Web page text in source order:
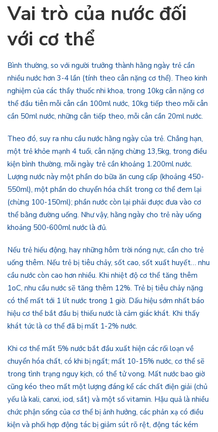
Vai trò của nước đối
với cơ thể
Bình thường, so với người trưởng thành hằng ngày trẻ cần
nhiều nước hơn 3-4 lần (tính theo cân nặng cơ thể). Theo kinh
nghiệm của các thầy thuốc nhi khoa, trong 10kg cân nặng cơ
thể đầu tiên mỗi cân cần 100ml nước, 10kg tiếp theo mỗi cân
cần 50ml nước, những cân tiếp theo, mỗi cân cần 20ml nước.
Theo đó, suy ra nhu cầu nước hằng ngày của trẻ. Chẳng hạn,
một trẻ khỏe mạnh 4 tuổi, cân nặng chừng 13,5kg, trong điều
kiện bình thường, mỗi ngày trẻ cần khoảng 1.200ml nước.
Lượng nước này một phần do bữa ăn cung cấp (khoảng 450-
550ml), một phần do chuyển hóa chất trong cơ thể đem lại
(chừng 100-150ml); phần nước còn lại phải được đưa vào cơ
thể bằng đường uống. Như vậy, hằng ngày cho trẻ này uống
khoảng 500-600ml nước là đủ.
Nếu trẻ hiếu động, hay những hôm trời nóng nực, cần cho trẻ
uống thêm. Nếu trẻ bị tiêu chảy, sốt cao, sốt xuất huyết… nhu
cầu nước còn cao hơn nhiều. Khi nhiệt độ cơ thể tăng thêm
1oC, nhu cầu nước sẽ tăng thêm 12%. Trẻ bị tiêu chảy nặng
có thể mất tới 1 lít nước trong 1 giờ. Dấu hiệu sớm nhất báo
hiệu cơ thể bắt đầu bị thiếu nước là cảm giác khát. Khi thấy
khát tức là cơ thể đã bị mất 1-2% nước.
Khi cơ thể mất 5% nước bắt đầu xuất hiện các rối loạn về
chuyển hóa chất, có khi bị ngất; mất 10-15% nước, cơ thể sẽ
trong tình trạng nguy kịch, có thể tử vong. Mất nước bao giờ
cũng kéo theo mất một lượng đáng kể các chất điện giải (chủ
yếu là kali, canxi, iod, sắt) và một số vitamin. Hậu quả là nhiều
chức phận sống của cơ thể bị ảnh hưởng, các phản xạ có điều
kiện và phối hợp động tác bị giảm sút rõ rệt, động tác kém